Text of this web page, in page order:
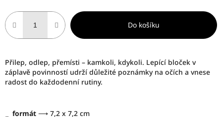
Do košíku
Přilep, odlep, přemísti – kamkoli, kdykoli. Lepící bloček v
záplavě povinností udrží důležité poznámky na očích a vnese
radost do každodenní rutiny.
formát ⟶ 7,2 x 7,2 cm